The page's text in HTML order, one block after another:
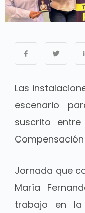
Las
escenario
suscrito
Jornada que
María
trabajo en la